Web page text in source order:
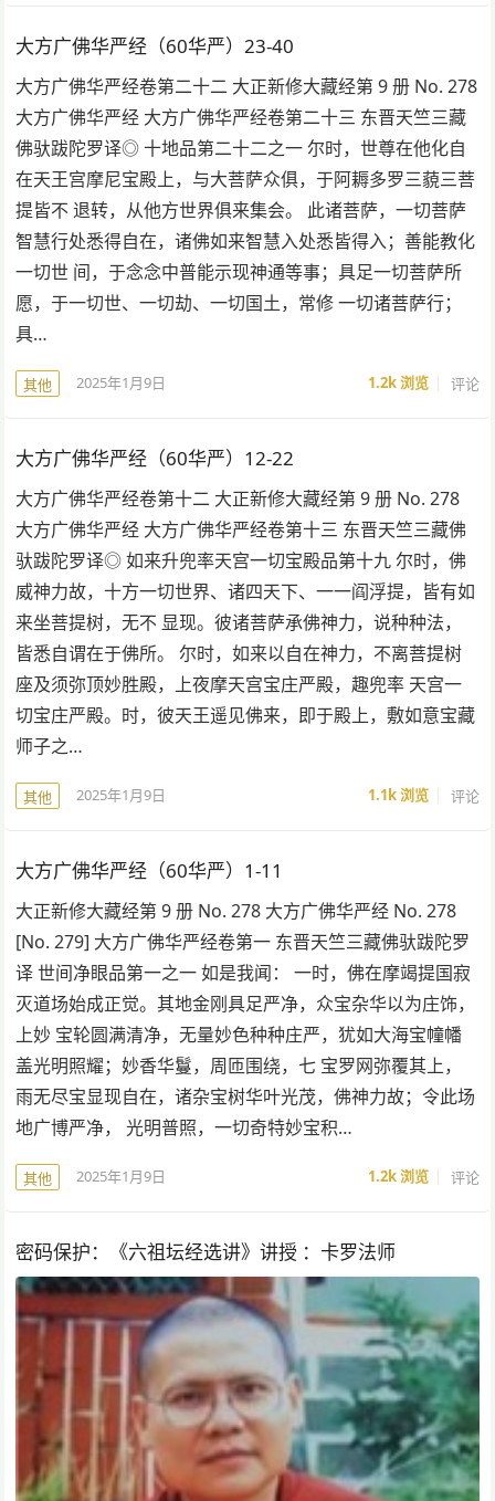
大方广佛华严经（60华严）23-40
大方广佛华严经卷第二十二 大正新修大藏经第 9 册 No. 278
大方广佛华严经 大方广佛华严经卷第二十三 东晋天竺三藏
佛驮跋陀罗译◎ 十地品第二十二之一 尔时，世尊在他化自
在天王宫摩尼宝殿上，与大菩萨众俱，于阿耨多罗三藐三菩
提皆不 退转，从他方世界俱来集会。 此诸菩萨，一切菩萨
智慧行处悉得自在，诸佛如来智慧入处悉皆得入；善能教化
一切世 间，于念念中普能示现神通等事；具足一切菩萨所
愿，于一切世、一切劫、一切国土，常修 一切诸菩萨行；
具…
其他 2025年1月9日 1.2k浏览 评论
大方广佛华严经（60华严）12-22
大方广佛华严经卷第十二 大正新修大藏经第 9 册 No. 278
大方广佛华严经 大方广佛华严经卷第十三 东晋天竺三藏佛
驮跋陀罗译◎ 如来升兜率天宫一切宝殿品第十九 尔时，佛
威神力故，十方一切世界、诸四天下、一一阎浮提，皆有如
来坐菩提树，无不 显现。彼诸菩萨承佛神力，说种种法，
皆悉自谓在于佛所。 尔时，如来以自在神力，不离菩提树
座及须弥顶妙胜殿，上夜摩天宫宝庄严殿，趣兜率 天宫一
切宝庄严殿。时，彼天王遥见佛来，即于殿上，敷如意宝藏
师子之…
其他 2025年1月9日 1.1k浏览 评论
大方广佛华严经（60华严）1-11
大正新修大藏经第 9 册 No. 278 大方广佛华严经 No. 278
[No. 279] 大方广佛华严经卷第一 东晋天竺三藏佛驮跋陀罗
译 世间净眼品第一之一 如是我闻： 一时，佛在摩竭提国寂
灭道场始成正觉。其地金刚具足严净，众宝杂华以为庄饰，
上妙 宝轮圆满清净，无量妙色种种庄严，犹如大海宝幢幡
盖光明照耀；妙香华鬘，周匝围绕，七 宝罗网弥覆其上，
雨无尽宝显现自在，诸杂宝树华叶光茂，佛神力故；令此场
地广博严净， 光明普照，一切奇特妙宝积…
其他 2025年1月9日 1.2k浏览 评论
密码保护：《六祖坛经选讲》讲授 ：卡罗法师